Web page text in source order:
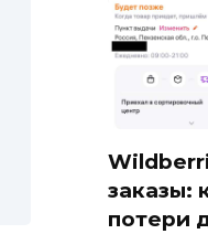
заказы:
потери